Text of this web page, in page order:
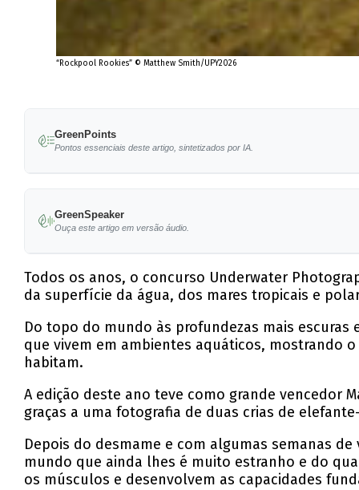
“Rockpool Rookies” © Matthew Smith/UPY2026
GreenPoints
Pontos essenciais deste artigo, sintetizados por IA.
Malvinas.
Sam Blount ganhou o prémio 'Up & Coming
Khaichuin Sim foi premiado por uma imagem
Natalie Yarrow recebeu o prémio de
GreenSpeaker
Ouça este artigo em versão áudio.
Todos os anos, o concurso Underwater
da superfície da água, dos mares tropicais e
Do topo do mundo às profundezas mais
que vivem em ambientes aquáticos, mostrando
habitam.
A edição deste ano teve como grande vencedor
graças a uma fotografia de duas crias de
Depois do desmame e com algumas semanas
mundo que ainda lhes é muito estranho e do
os músculos e desenvolvem as capacidades